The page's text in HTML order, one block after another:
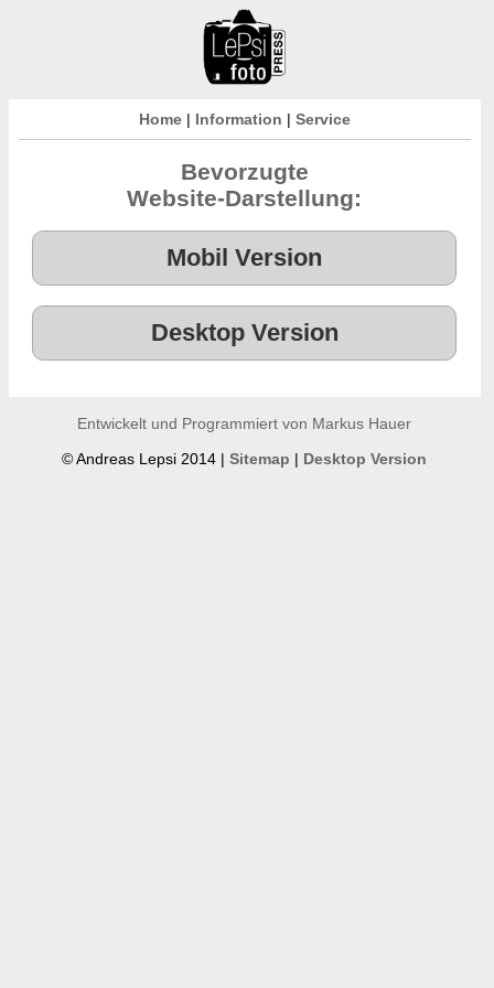
Home| Information | Service
Bevorzugte
Website-Darstellung:
Entwickelt und Programmiert von Markus Hauer
© Andreas Lepsi 2014 |Sitemap | Desktop Version